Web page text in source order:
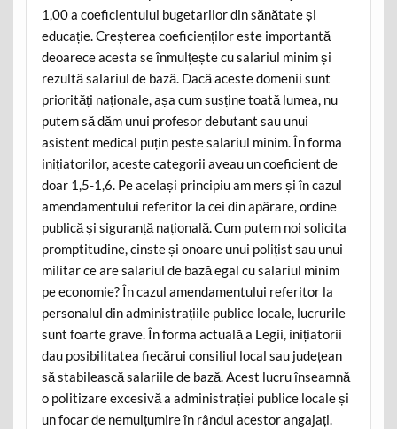
1,00 a coeficientului bugetarilor din sănătate și
educație. Creșterea coeficienților este importantă
deoarece acesta se înmulțește cu salariul minim și
rezultă salariul de bază. Dacă aceste domenii sunt
priorități naționale, așa cum susține toată lumea, nu
putem să dăm unui profesor debutant sau unui
asistent medical puțin peste salariul minim. În forma
inițiatorilor, aceste categorii aveau un coeficient de
doar 1,5-1,6. Pe același principiu am mers și în cazul
amendamentului referitor la cei din apărare, ordine
publică și siguranță națională. Cum putem noi solicita
promptitudine, cinste și onoare unui polițist sau unui
militar ce are salariul de bază egal cu salariul minim
pe economie? În cazul amendamentului referitor la
personalul din administrațiile publice locale, lucrurile
sunt foarte grave. În forma actuală a Legii, inițiatorii
dau posibilitatea fiecărui consiliul local sau județean
să stabilească salariile de bază. Acest lucru înseamnă
o politizare excesivă a administrației publice locale și
un focar de nemulțumire în rândul acestor angajați.